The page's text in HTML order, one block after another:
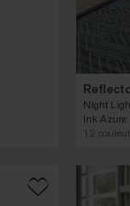
Night
Ink Azure
12